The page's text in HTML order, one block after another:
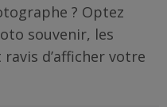
? Optez
souvenir, les
d’afficher votre